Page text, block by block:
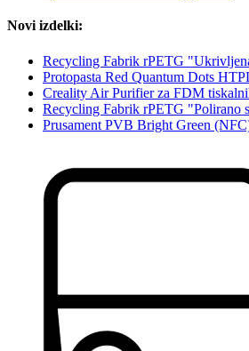
Novi izdelki:
Recycling Fabrik rPETG
Protopasta Red Quantum Dots
Creality Air Purifier za FDM
Recycling Fabrik rPETG "Polirano
Prusament PVB Bright Green